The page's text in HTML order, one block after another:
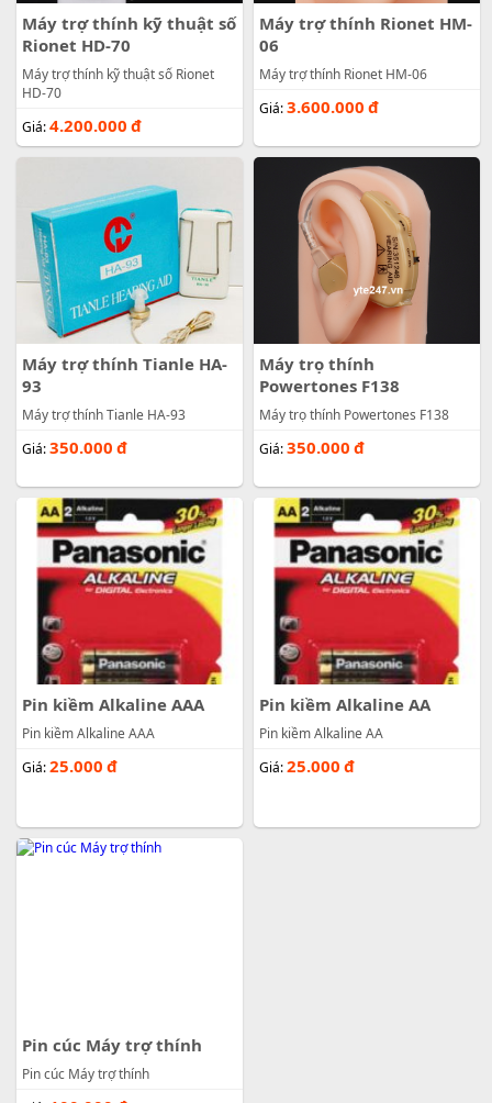
Máy trợ thính kỹ thuật số
Rionet HD-70
Máy trợ thính kỹ thuật số Rionet
HD-70
Giá:4.200.000 đ
Máy trợ thính Rionet HM-
06
Máy trợ thính Rionet HM-06
Giá:3.600.000 đ
Máy trợ thính Tianle HA-
93
Máy trợ thính Tianle HA-93
Giá:350.000 đ
Máy trọ thính
Powertones F138
Máy trọ thính Powertones F138
Giá:350.000 đ
Pin kiềm Alkaline AAA
Pin kiềm Alkaline AAA
Giá:25.000 đ
Pin kiềm Alkaline AA
Pin kiềm Alkaline AA
Giá:25.000 đ
Pin cúc Máy trợ thính
Pin cúc Máy trợ thính